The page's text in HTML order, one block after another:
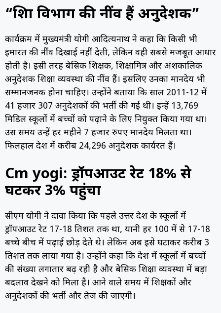
“शिक्षा विभाग की नींव हैं अनुदेशक”
कार्यक्रम में मुख्यमंत्री योगी आदित्यनाथ ने कहा कि किसी भी
इमारत की नींव दिखाई नहीं देती, लेकिन वही सबसे मजबूत आधार
होती है। इसी तरह बेसिक शिक्षक, शिक्षामित्र और अंशकालिक
अनुदेशक शिक्षा व्यवस्था की नींव हैं। इसलिए उनका मानदेय भी
सम्मानजनक होना चाहिए। उन्होंने बताया कि साल 2011-12 में
41 हजार 307 अनुदेशकों की भर्ती की गई थी। इन्हें 13,769
मिडिल स्कूलों में बच्चों को पढ़ाने के लिए नियुक्त किया गया था।
उस समय उन्हें हर महीने 7 हजार रुपए मानदेय मिलता था।
फिलहाल प्रदेश में करीब 24,296 अनुदेशक कार्यरत हैं।
Cm yogi: ड्रॉपआउट रेट 18% से
घटकर 3% पहुंचा
सीएम योगी ने दावा किया कि पहले उत्तर प्रदेश के स्कूलों में
ड्रॉपआउट रेट 17-18 प्रतिशत तक था, यानी हर 100 में से 17-18
बच्चे बीच में पढ़ाई छोड़ देते थे। लेकिन अब इसे घटाकर करीब 3
प्रतिशत तक लाया गया है। उन्होंने कहा कि प्रदेश में स्कूलों में बच्चों
की संख्या लगातार बढ़ रही है और बेसिक शिक्षा व्यवस्था में बड़ा
बदलाव देखने को मिला है। आने वाले समय में शिक्षकों और
अनुदेशकों की भर्ती और तेज की जाएगी।